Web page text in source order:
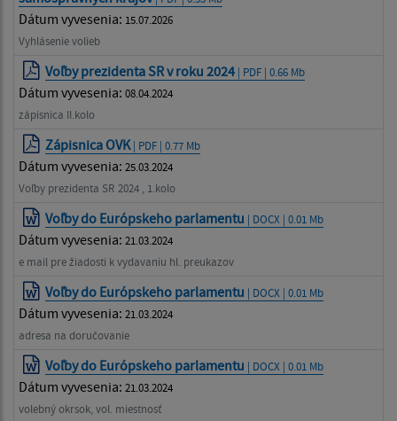
Dátum vyvesenia: 15.07.2026
Vyhlásenie volieb
Voľby prezidenta SR v roku 2024 | PDF | 0.66 Mb
Dátum vyvesenia: 08.04.2024
zápisnica II.kolo
Zápisnica OVK| PDF | 0.77 Mb
Dátum vyvesenia: 25.03.2024
Voľby prezidenta SR 2024 , 1.kolo
Voľby do Európskeho parlamentu | DOCX | 0.01 Mb
Dátum vyvesenia: 21.03.2024
e mail pre žiadosti k vydavaniu hl. preukazov
Voľby do Európskeho parlamentu | DOCX | 0.01 Mb
Dátum vyvesenia: 21.03.2024
adresa na doručovanie
Voľby do Európskeho parlamentu | DOCX | 0.01 Mb
Dátum vyvesenia: 21.03.2024
volebný okrsok, vol. miestnosť